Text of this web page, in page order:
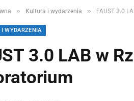
» Kultura i wydarzenia » FAUST 3.0
I WYDARZENIA
3.0 LAB w